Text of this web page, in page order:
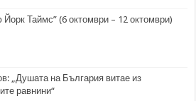
Таймс” (6 октомври – 12 октомври)
„Душата на България витае из
равнини“